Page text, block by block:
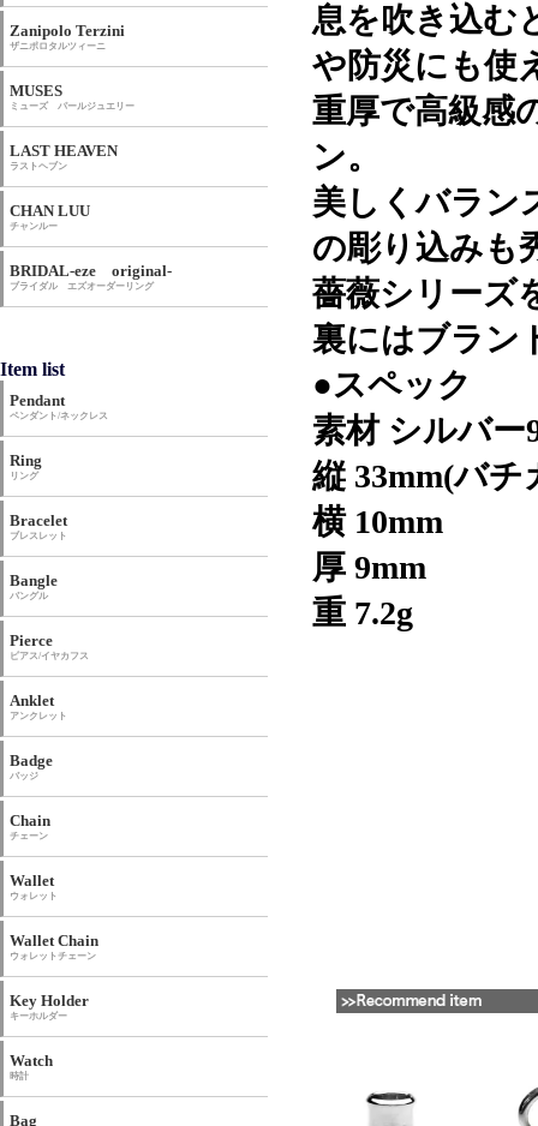
息を吹き込む
や防災にも使
重厚で高級感
ン。
美しくバラン
の彫り込みも
薔薇シリーズ
裏にはブラン
●スペック
素材 シルバー
縦 33mm(バチ
横 10mm
厚 9mm
重 7.2g
Zanipolo Terzini
ザニポロタルツィーニ
MUSES
ミューズ パールジュエリー
LAST HEAVEN
ラストヘブン
CHAN LUU
チャンルー
BRIDAL-eze original-
ブライダル エズオーダーリング
Item list
Pendant
ペンダント/ネックレス
Ring
リング
Bracelet
ブレスレット
Bangle
バングル
Pierce
ピアス/イヤカフス
Anklet
アンクレット
Badge
バッジ
Chain
チェーン
Wallet
ウォレット
Wallet Chain
ウォレットチェーン
Key Holder
キーホルダー
Watch
時計
Bag